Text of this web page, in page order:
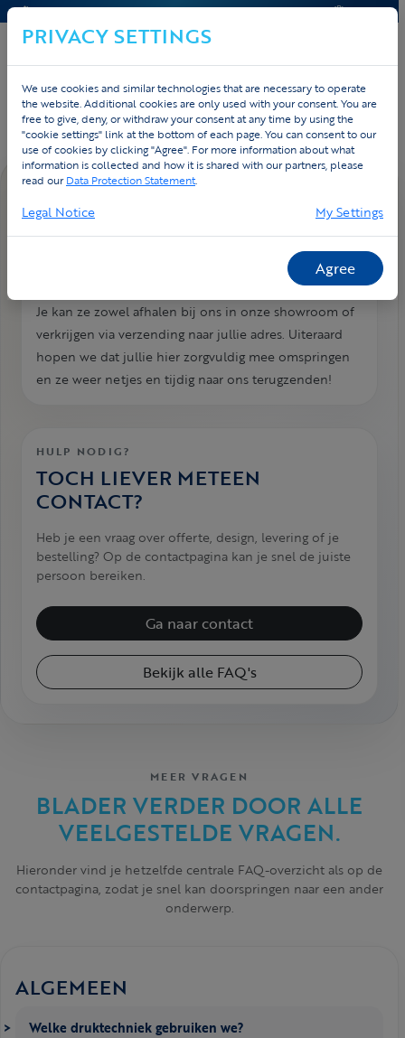
CONTACT & HELP OFFERTE
Home Contact FAQ
Pasmaten? Hoe krijg ik deze?
We hebben van alle artikelen pasmaten beschikbaar
Je kan ze zowel afhalen bij ons in onze showroom of
verkrijgen via verzending naar jullie adres. Uiteraard
hopen we dat jullie hier zorgvuldig mee omspringen
en ze weer netjes en tijdig naar ons terugzenden!
HULP NODIG?
TOCH LIEVER METEEN
CONTACT?
Heb je een vraag over offerte, design, levering of je
bestelling? Op de contactpagina kan je snel de juiste
persoon bereiken.
Ga naar contact
Bekijk alle FAQ's
MEER VRAGEN
BLADER VERDER DOOR ALLE
VEELGESTELDE VRAGEN.
Hieronder vind je hetzelfde centrale FAQ-overzicht als op de
contactpagina, zodat je snel kan doorspringen naar een ander
onderwerp.
ALGEMEEN
Welke druktechniek gebruiken we?
PRIVACY SETTINGS
We use cookies and similar technologies that are necessary to operate
the website. Additional cookies are only used with your consent. You are
free to give, deny, or withdraw your consent at any time by using the
"cookie settings" link at the bottom of each page. You can consent to our
use of cookies by clicking "Agree". For more information about what
information is collected and how it is shared with our partners, please
read ourData Protection Statement.
Legal Notice My Settings
Agree